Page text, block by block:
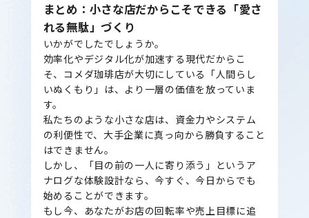
まとめ：小さな店だからこそできる「愛さ
れる無駄」づくり
いかがでしたでしょうか。
効率化やデジタル化が加速する現代だからこ
そ、コメダ珈琲店が大切にしている「人間らし
いぬくもり」は、より一層の価値を放っていま
す。
私たちのような小さな店は、資金力やシステム
の利便性で、大手企業に真っ向から勝負すること
はできません。
しかし、「目の前の一人に寄り添う」というア
ナログな体験設計なら、今すぐ、今日からでも
始めることができます。
もし今、あなたがお店の回転率や売上目標に追